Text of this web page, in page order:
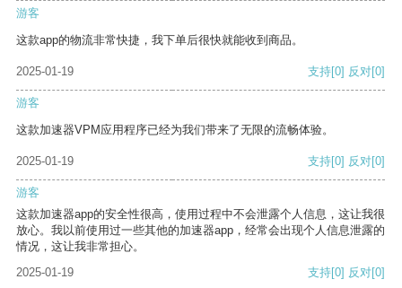
游客
这款app的物流非常快捷，我下单后很快就能收到商品。
2025-01-19 支持[0] 反对[0]
游客
这款加速器VPM应用程序已经为我们带来了无限的流畅体验。
2025-01-19 支持[0] 反对[0]
游客
这款加速器app的安全性很高，使用过程中不会泄露个人信息，这让我很
放心。我以前使用过一些其他的加速器app，经常会出现个人信息泄露的
情况，这让我非常担心。
2025-01-19
支持[0] 反对[0]